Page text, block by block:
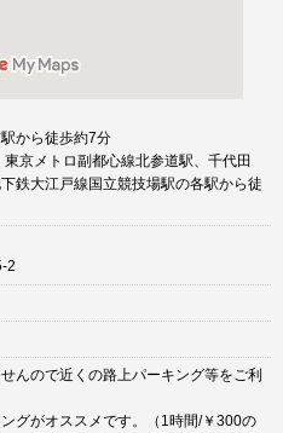
から徒歩約7分
京メトロ副都心線北参道駅、千代田
鉄大江戸線国立競技場駅の各駅から徒
2
んので近くの路上パーキング等をご利
グがオススメです。（1時間/￥300の